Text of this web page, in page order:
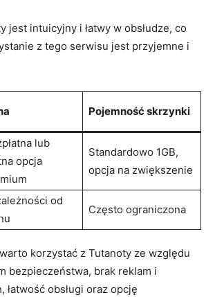
jest intuicyjny i łatwy w obsłudze, co
z tego serwisu jest przyjemne i
Pojemność skrzynki
lub
opcja
Standardowo 1GB,
opcja na zwiększenie
od
Często ograniczona
korzystać z Tutanoty ze względu
bezpieczeństwa, brak reklam i
łatwość obsługi oraz opcję